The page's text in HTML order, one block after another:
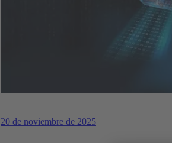
20 de noviembre de 2025